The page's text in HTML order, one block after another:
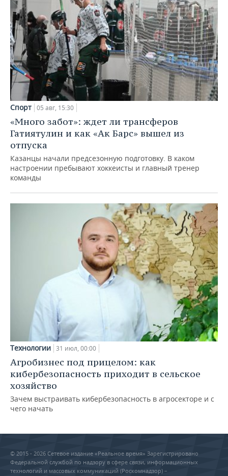
Спорт 05 авг, 15:30
«Много забот»: ждет ли трансферов
Гатиятулин и как «Ак Барс» вышел из
отпуска
Казанцы начали предсезонную подготовку. В каком
настроении пребывают хоккеисты и главный тренер
команды
Технологии 31 июл, 00:00
Агробизнес под прицелом: как
кибербезопасность приходит в сельское
хозяйство
Зачем выстраивать кибербезопасность в агросекторе и с
чего начать
© 2015 - 2026 Сетевое издание «Реальное время» Зарегистрировано
Федеральной службой по надзору в сфере связи, информационных
технологий и массовых коммуникаций (Роскомнадзор) –